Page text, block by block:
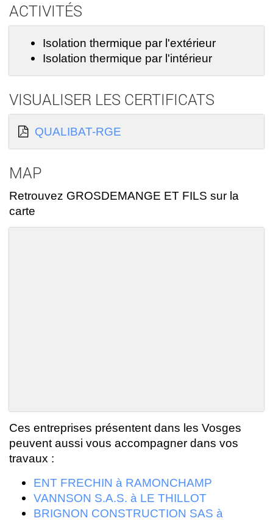
ACTIVITÉS
Isolation thermique par l'extérieur
Isolation thermique par l'intérieur
VISUALISER LES CERTIFICATS
QUALIBAT-RGE
MAP
Retrouvez GROSDEMANGE ET FILS sur la
carte
Ces entreprises présentent dans les Vosges
peuvent aussi vous accompagner dans vos
travaux :
ENT FRECHIN à RAMONCHAMP
VANNSON S.A.S. à LE THILLOT
BRIGNON CONSTRUCTION SAS à